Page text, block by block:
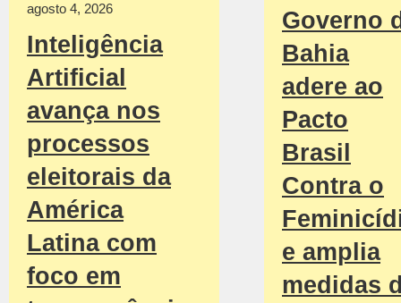
agosto 4, 2026
Inteligência
Artificial
avança nos
processos
eleitorais da
América
Latina com
foco em
Governo
Bahia
adere ao
Pacto
Brasil
Contra o
e amplia
medidas